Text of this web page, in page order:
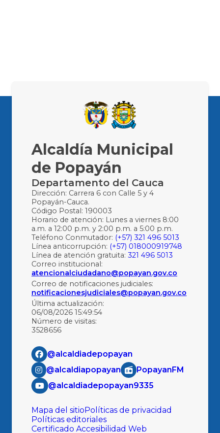
Alcaldía Municipal
de Popayán
Departamento del Cauca
Dirección: Carrera 6 con Calle 5 y 4
Popayán-Cauca.
Código Postal: 190003
Horario de atención: Lunes a viernes 8:00
a.m. a 12:00 p.m. y 2:00 p.m. a 5:00 p.m.
Teléfono Conmutador: (+57) 321 496 5013
Línea anticorrupción: (+57) 018000919748
Línea de atención gratuita: 321 496 5013
Correo institucional:
atencionalciudadano@popayan.gov.co
Correo de notificaciones judiciales:
notificacionesjudiciales@popayan.gov.co
Última actualización:
06/08/2026 15:49:54
Número de visitas:
3528656
@alcaldiadepopayan
@alcaldiapopayan
PopayanFM
@alcaldiadepopayan9335
Mapa del sitioPolíticas de privacidad
Políticas editoriales
Certificado Accesibilidad Web